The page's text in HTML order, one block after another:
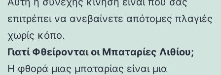
επιτρέπει να ανεβαίνετε απότομες πλαγιές
χωρίς κόπο.
Γιατί Φθείρονται οι Μπαταρίες Λιθίου;
Η φθορά μιας μπαταρίας είναι μια